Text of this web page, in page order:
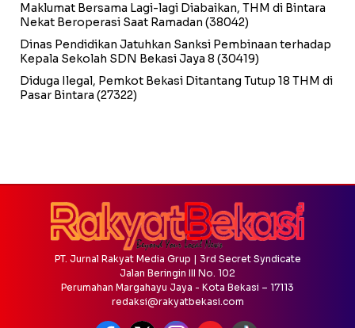
Maklumat Bersama Lagi-lagi Diabaikan, THM di Bintara
Nekat Beroperasi Saat Ramadan (38042)
Dinas Pendidikan Jatuhkan Sanksi Pembinaan terhadap
Kepala Sekolah SDN Bekasi Jaya 8 (30419)
Diduga Ilegal, Pemkot Bekasi Ditantang Tutup 18 THM di
Pasar Bintara (27322)
PT. Jurnal Rakyat Media Grup | 3rd Secret Syndicate
Jalan Beringin III No. 102
Perumahan Margahayu Jaya - Kota Bekasi – 17113
redaksi@rakyatbekasi.com